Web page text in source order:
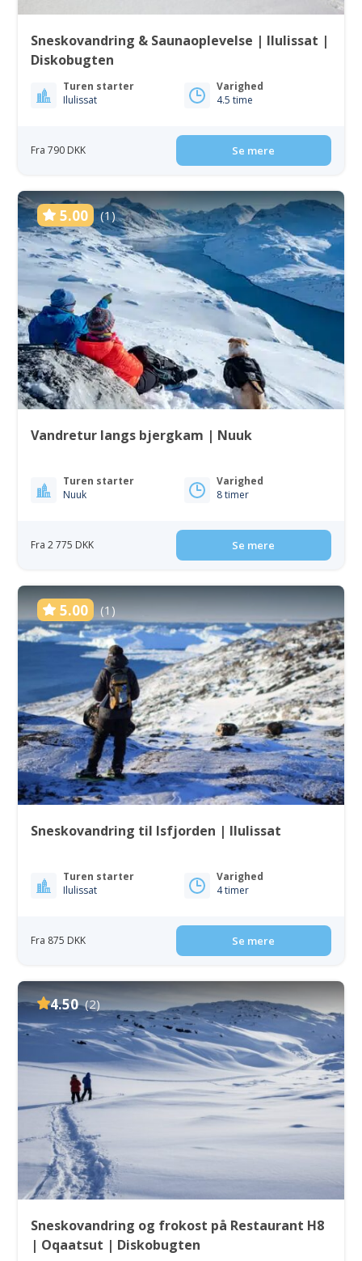
Sneskovandring & Saunaoplevelse | Ilulissat |
Diskobugten
Turen starter
Ilulissat
Varighed
4.5 time
Fra 790 DKK Se mere
5.00 (1)
Vandretur langs bjergkam | Nuuk
Turen starter
Nuuk
Varighed
8 timer
Fra 2 775 DKK Se mere
5.00 (1)
Sneskovandring til Isfjorden | Ilulissat
Turen starter
Ilulissat
Varighed
4 timer
Fra 875 DKK Se mere
4.50 (2)
Sneskovandring og frokost på Restaurant H8
| Oqaatsut | Diskobugten